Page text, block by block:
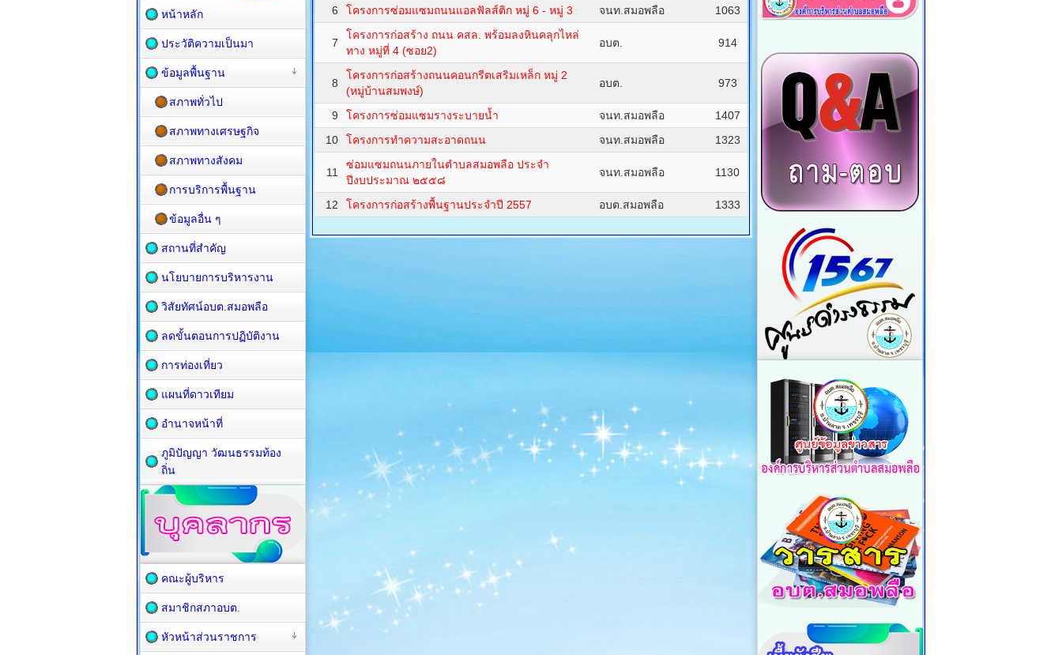
6
โครงการซ่อมแซมถนนแอลฟัลส์ติก หมู่ 6 - หมู่ 3 จนท.สมอพลือ 1063
7
โครงการก่อสร้าง ถนน คสล. พร้อมลงหินคลุกไหล่
ทาง หมู่ที่ 4 (ซอย2)
อบต. 914
8
โครงการก่อสร้างถนนคอนกรีตเสริมเหล็ก หมู่ 2
(หมู่บ้านสมพงษ์)
อบต. 973
9 โครงการซ่อมแซมรางระบายน้ำ จนท.สมอพลือ
1407
10
โครงการทำความสะอาดถนน จนท.สมอพลือ 1323
11
ซ่อมแซมถนนภายในตำบลสมอพลือ ประจำ
ปีงบประมาณ ๒๕๕๘
จนท.สมอพลือ 1130
12 โครงการก่อสร้างพื้นฐานประจำปี 2557 อบต.สมอพลือ 1333
หน้าหลัก
ประวัติความเป็นมา
ข้อมูลพื้นฐาน
สภาพทั่วไป
สภาพทางเศรษฐกิจ
สภาพทางสังคม
การบริการพื้นฐาน
ข้อมูลอื่น ๆ
สถานที่สำคัญ
นโยบายการบริหารงาน
วิสัยทัศน์อบต.สมอพลือ
ลดขั้นตอนการปฏิบัติงาน
การท่องเที่ยว
แผนที่ดาวเทียม
อำนาจหน้าที่
ภูมิปัญญา วัฒนธรรมท้อง
ถิ่น
คณะผู้บริหาร
สมาชิกสภาอบต.
หัวหน้าส่วนราชการ